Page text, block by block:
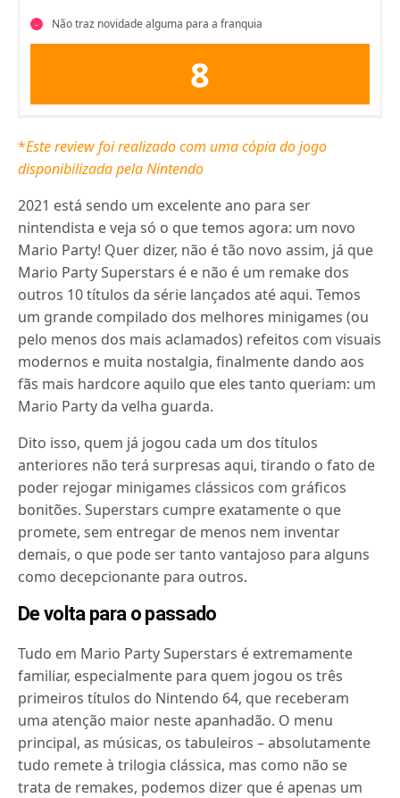
Não traz novidade alguma para a franquia
8
*Este review foi realizado com uma cópia do jogo
disponibilizada pela Nintendo
2021 está sendo um excelente ano para ser
nintendista e veja só o que temos agora: um novo
Mario Party! Quer dizer, não é tão novo assim, já que
Mario Party Superstars é e não é um remake dos
outros 10 títulos da série lançados até aqui. Temos
um grande compilado dos melhores minigames (ou
pelo menos dos mais aclamados) refeitos com visuais
modernos e muita nostalgia, finalmente dando aos
fãs mais hardcore aquilo que eles tanto queriam: um
Mario Party da velha guarda.
Dito isso, quem já jogou cada um dos títulos
anteriores não terá surpresas aqui, tirando o fato de
poder rejogar minigames clássicos com gráficos
bonitões. Superstars cumpre exatamente o que
promete, sem entregar de menos nem inventar
demais, o que pode ser tanto vantajoso para alguns
como decepcionante para outros.
De volta para o passado
Tudo em Mario Party Superstars é extremamente
familiar, especialmente para quem jogou os três
primeiros títulos do Nintendo 64, que receberam
uma atenção maior neste apanhadão. O menu
principal, as músicas, os tabuleiros – absolutamente
tudo remete à trilogia clássica, mas como não se
trata de remakes, podemos dizer que é apenas um